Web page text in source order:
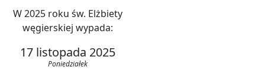
W 2025 roku św. Elżbiety
węgierskiej wypada:
17 listopada 2025
Poniedziałek